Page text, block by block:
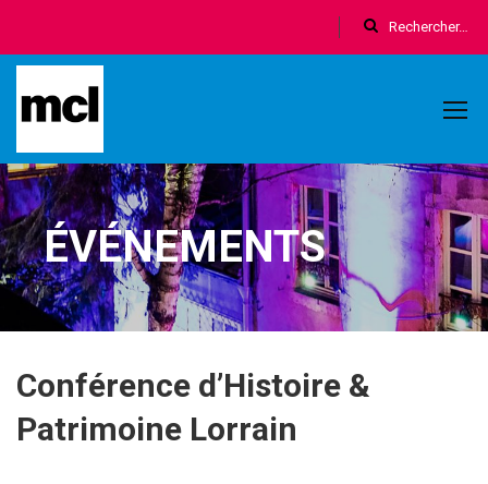
ÉVÉNEMENTS
Conférence d’Histoire &
Patrimoine Lorrain